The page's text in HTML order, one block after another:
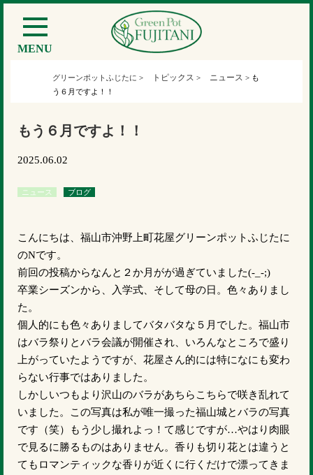
MENU
グリーンポットふじたに > トピックス > ニュース > も
う６月ですよ！！
もう６月ですよ！！
2025.06.02
ニュース ブログ
こんにちは、福山市沖野上町花屋グリーンポットふじたに
のNです。
前回の投稿からなんと２か月がが過ぎていました(-_-;)
卒業シーズンから、入学式、そして母の日。色々ありまし
た。
個人的にも色々ありましてバタバタな５月でした。福山市
はバラ祭りとバラ会議が開催され、いろんなところで盛り
上がっていたようですが、花屋さん的には特になにも変わ
らない行事ではありました。
しかしいつもより沢山のバラがあちらこちらで咲き乱れて
いました。この写真は私が唯一撮った福山城とバラの写真
です（笑）もう少し撮れよっ！て感じですが…やはり肉眼
で見るに勝るものはありません。香りも切り花とは違うと
てもロマンティックな香りが近くに行くだけで漂ってきま